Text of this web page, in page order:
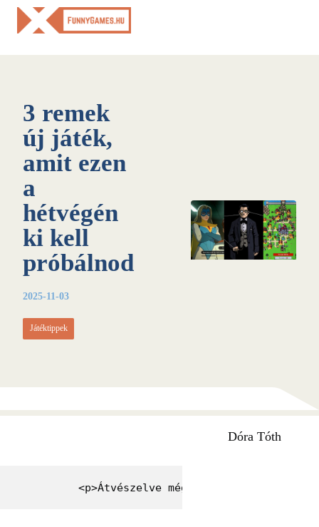
Skip
3 remek
új játék,
amit ezen
a
hétvégén
ki kell
próbálnod
2025-11-03
Játéktippek
<p>Átvészelve még egy október,
Dóra Tóth